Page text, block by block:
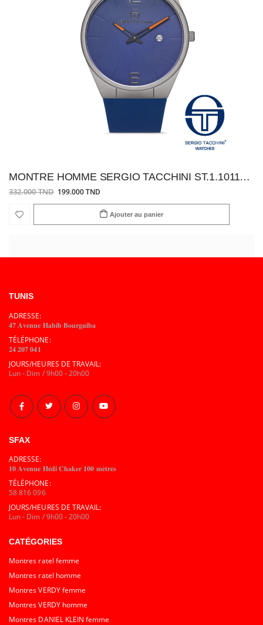
MONTRE HOMME SERGIO TACCHINI ST.1.10111-2
332.000 TND 199.000 TND
Ajouter au panier
TUNIS
ADRESSE:
𝟒𝟕 𝐀𝐯𝐞𝐧𝐮𝐞 𝐇𝐚𝐛𝐢𝐛 𝐁𝐨𝐮𝐫𝐠𝐮𝐢𝐛𝐚
TÉLÉPHONE:
𝟐𝟒 𝟐𝟎𝟕 𝟎𝟒𝟏
JOURS/HEURES DE TRAVAIL:
Lun - Dim / 9h00 - 20h00
SFAX
ADRESSE:
𝟏𝟎 𝐀𝐯𝐞𝐧𝐮𝐞 𝐇𝐞́𝐝𝐢 𝐂𝐡𝐚𝐤𝐞𝐫 𝟏𝟎𝟎 𝐦𝐞̀𝐭𝐫𝐞𝐬
TÉLÉPHONE:
58 816 096
JOURS/HEURES DE TRAVAIL:
Lun - Dim / 9h00 - 20h00
CATÉGORIES
Montres ratel femme
Montres ratel homme
Montres VERDY femme
Montres VERDY homme
Montres DANIEL KLEIN femme